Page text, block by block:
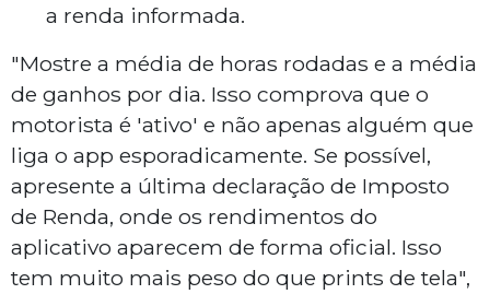
a renda informada.
"Mostre a média de horas rodadas e a média
de ganhos por dia. Isso comprova que o
motorista é 'ativo' e não apenas alguém que
liga o app esporadicamente. Se possível,
apresente a última declaração de Imposto
de Renda, onde os rendimentos do
aplicativo aparecem de forma oficial. Isso
tem muito mais peso do que prints de tela",